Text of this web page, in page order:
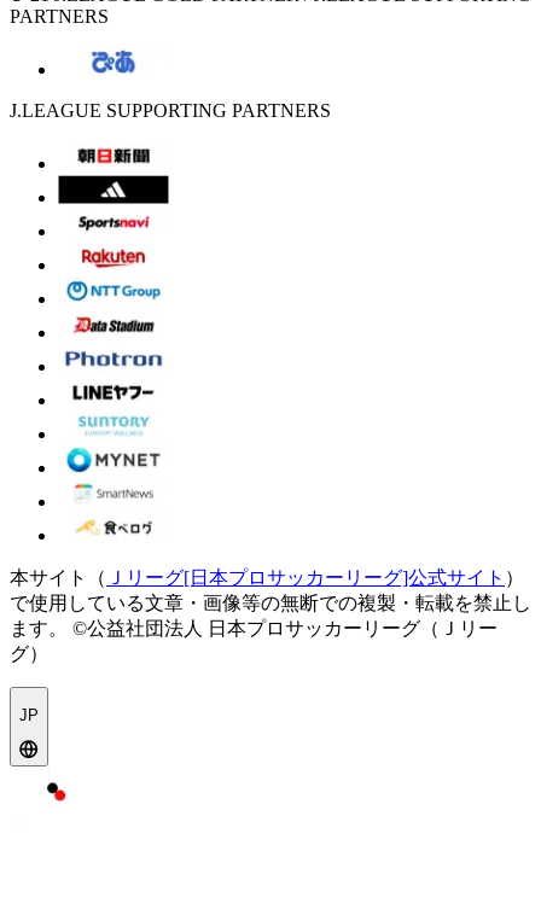
PARTNERS
J.LEAGUE SUPPORTING PARTNERS
本サイト（ Ｊリーグ[日本プロサッカーリーグ]公式サイト ）
で使用している文章・画像等の無断での複製・転載を禁止し
ます。
©公益社団法人 日本プロサッカーリーグ（Ｊリー
グ）
JP